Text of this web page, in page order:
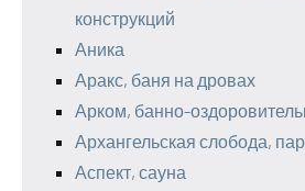
конструкций
Аника
Аракс, баня на дровах
Арком, банно-
Архангельская слобода,
Аспект, сауна